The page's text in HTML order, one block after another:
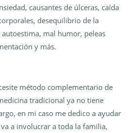
causantes de úlceras, caída
desequilibrio de la
mal humor, peleas
y más.
método complementario de
tradicional ya no tiene
en mi caso me dedico a ayudar
va a involucrar a toda la familia,